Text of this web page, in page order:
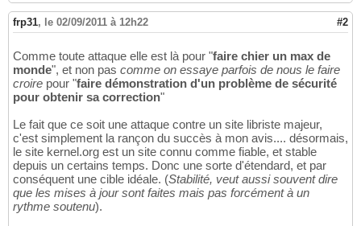
frp31, le 02/09/2011 à 12h22 #2
Comme toute attaque elle est là pour "faire chier un max de
monde", et non pas comme on essaye parfois de nous le faire
croire pour "faire démonstration d'un problème de sécurité
pour obtenir sa correction"
Le fait que ce soit une attaque contre un site libriste majeur,
c'est simplement la rançon du succès à mon avis.... désormais,
le site kernel.org est un site connu comme fiable, et stable
depuis un certains temps. Donc une sorte d'étendard, et par
conséquent une cible idéale. (Stabilité, veut aussi souvent dire
que les mises à jour sont faites mais pas forcément à un
rythme soutenu).